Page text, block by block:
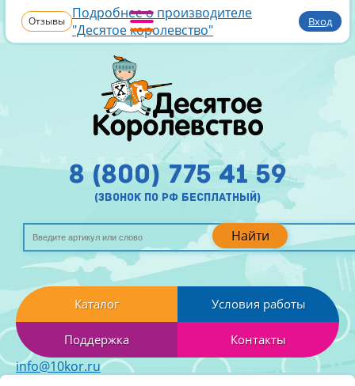
Отзывы Подробнее о производителе
"Десятое королевство"
Вход
Найти
8 (800) 775 41 59
(звонок по рф бесплатный)
Каталог Условия работы
Поддержка Контакты
info@10kor.ru